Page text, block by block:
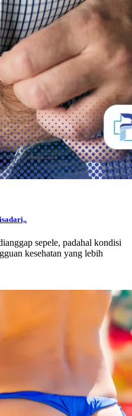
sepele, padahal kondisi
kesehatan yang lebih